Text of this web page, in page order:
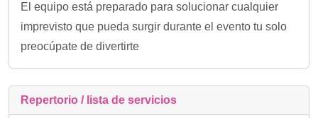
El equipo está preparado para solucionar cualquier
imprevisto que pueda surgir durante el evento tu solo
preocúpate de divertirte
Repertorio / lista de servicios